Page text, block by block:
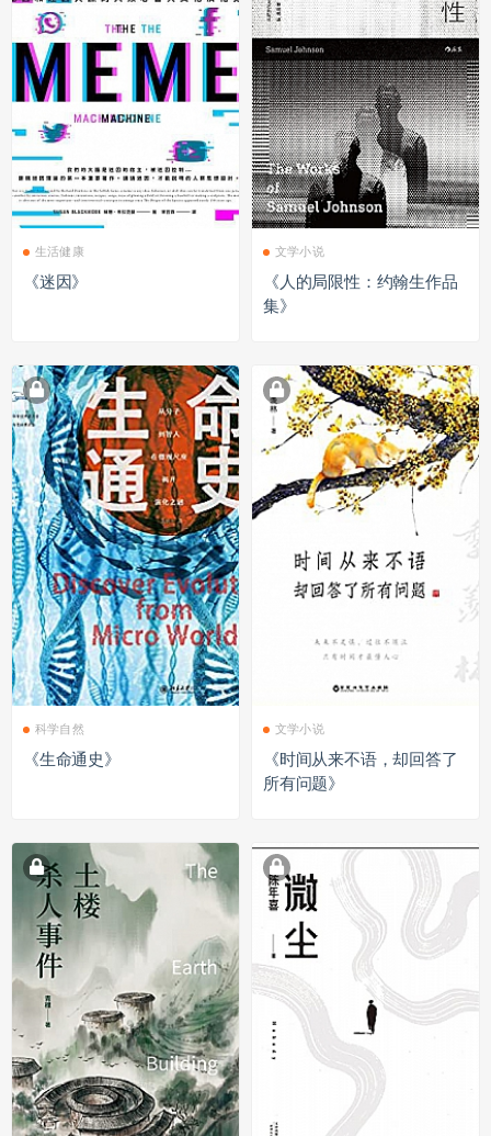
生活健康
《迷因》
文学小说
《人的局限性：约翰生作品
集》
科学自然
《生命通史》
文学小说
《时间从来不语，却回答了
所有问题》